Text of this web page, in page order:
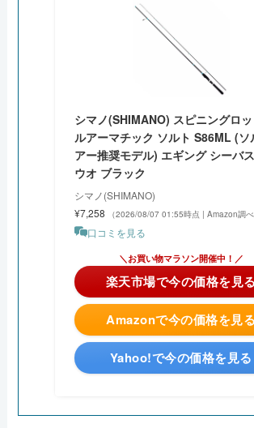
シマノ(SHIMANO) スピニングロ
ルアーマチック ソルト S86ML (ソ
アー推奨モデル) エギング シーバ
ウオ ブラック
シマノ(SHIMANO)
¥7,258
（2026/08/07 01:55時点 | Amazon調べ
口コミを見る
Amazonで今の価格を見る
＼今日は5と0の日！ポイント4倍！／
楽天市場で今の価格を見る
Yahoo!で今の価格を見る